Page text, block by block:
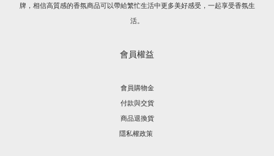
牌，相信高質感的香氛商品可以帶給繁忙生活中更多美好感受，一起享受香氛生
活。
會員權益
會員購物金
付款與交貨
商品退換貨
隱私權政策